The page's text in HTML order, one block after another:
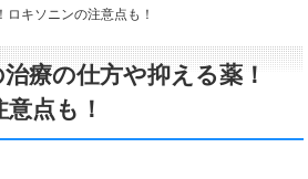
キソニンの注意点も！
療の仕方や抑える薬！
点も！